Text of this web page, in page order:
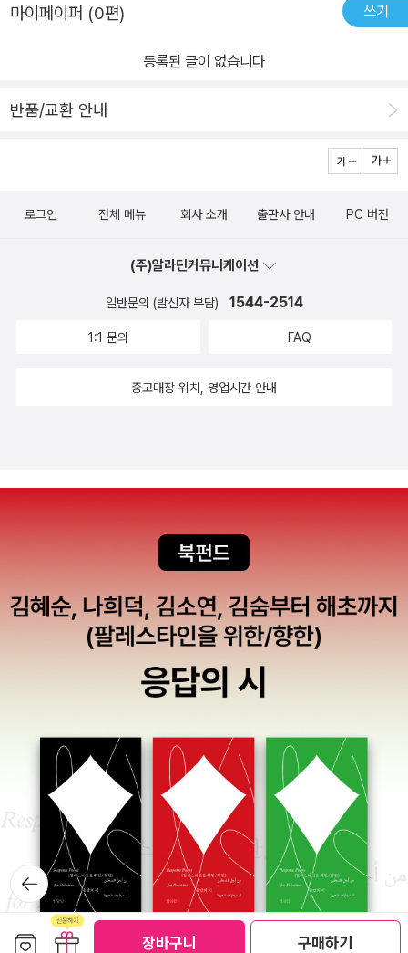
선물하기 장바구니 구매하기
마이페이퍼 (0편) 쓰기
등록된 글이 없습니다
반품/교환 안내
뒤로가
기
로그인 전체 메뉴 회사 소개 출판사 안내 PC 버전
(주)알라딘커뮤니케이션
일반문의 (발신자 부담) 1544-2514
1:1 문의 FAQ
중고매장 위치, 영업시간 안내